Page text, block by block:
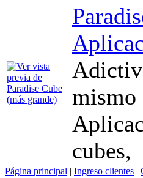
mismo
cubes,
Página principal | Ingreso clientes |